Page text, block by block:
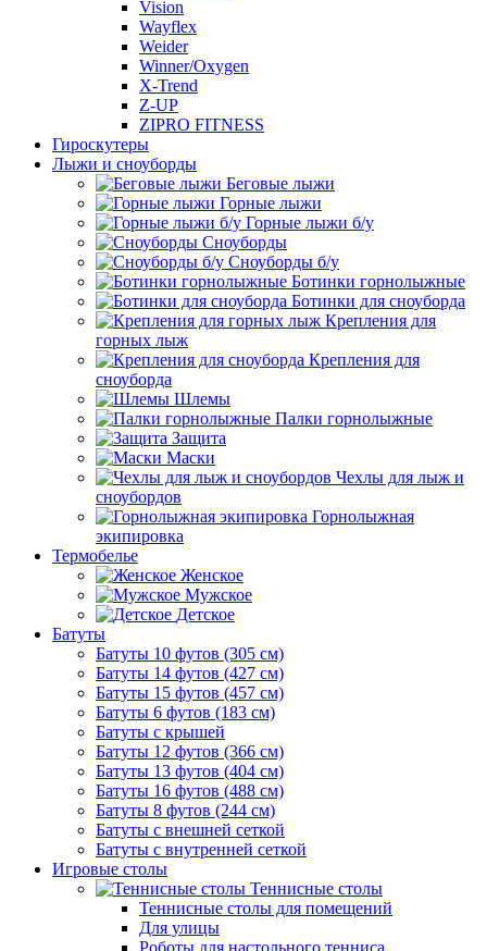
Vision
Wayflex
Weider
Winner/Oxygen
X-Trend
Z-UP
ZIPRO FITNESS
Гироскутеры
Лыжи и сноуборды
Беговые лыжи
Горные лыжи
Горные лыжи б/у
Сноуборды
Сноуборды б/у
Ботинки горнолыжные
Ботинки для сноуборда
Крепления для
горных лыж
Крепления для
сноуборда
Шлемы
Палки горнолыжные
Защита
Маски
Чехлы для лыж и
сноубордов
Горнолыжная
экипировка
Термобелье
Женское
Мужское
Детское
Батуты
Батуты 10 футов (305 см)
Батуты 14 футов (427 см)
Батуты 15 футов (457 см)
Батуты 6 футов (183 см)
Батуты с крышей
Батуты 12 футов (366 см)
Батуты 13 футов (404 см)
Батуты 16 футов (488 см)
Батуты 8 футов (244 см)
Батуты с внешней сеткой
Батуты с внутренней сеткой
Игровые столы
Теннисные столы
Теннисные столы для помещений
Для улицы
Роботы для настольного тенниса